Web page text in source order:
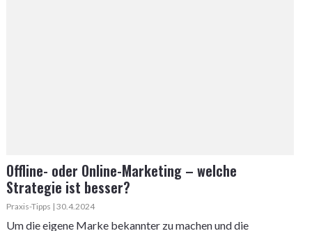
Offline- oder Online-Marketing – welche
Strategie ist besser?
Praxis-Tipps | 30.4.2024
Um die eigene Marke bekannter zu machen und die